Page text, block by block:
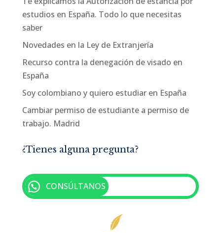
estudios en España. Todo lo que necesitas
saber
Novedades en la Ley de Extranjería
Recurso contra la denegación de visado en
España
Soy colombiano y quiero estudiar en España
Cambiar permiso de estudiante a permiso de
trabajo. Madrid
¿Tienes alguna pregunta?
CONSÚLTANOS